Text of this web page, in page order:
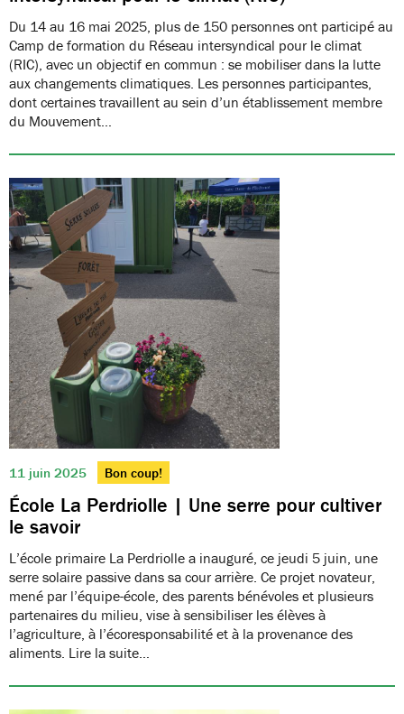
Du 14 au 16 mai 2025, plus de 150 personnes ont participé au
Camp de formation du Réseau intersyndical pour le climat
(RIC), avec un objectif en commun : se mobiliser dans la lutte
aux changements climatiques. Les personnes participantes,
dont certaines travaillent au sein d’un établissement membre
du Mouvement…
11 juin 2025 Bon coup!
École La Perdriolle | Une serre pour cultiver
le savoir
L’école primaire La Perdriolle a inauguré, ce jeudi 5 juin, une
serre solaire passive dans sa cour arrière. Ce projet novateur,
mené par l’équipe-école, des parents bénévoles et plusieurs
partenaires du milieu, vise à sensibiliser les élèves à
l’agriculture, à l’écoresponsabilité et à la provenance des
aliments. Lire la suite…